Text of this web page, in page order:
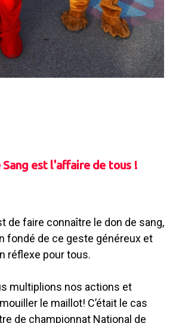
Sang est l'affaire de tous !
de faire connaître le don de sang,
fondé de ce geste généreux et
réflexe pour tous.
multiplions nos actions et
le maillot! C’était le cas
de championnat National de